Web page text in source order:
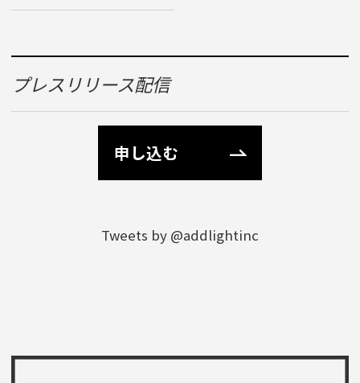
プレスリリース配信
申し込む
Tweets by @addlightinc